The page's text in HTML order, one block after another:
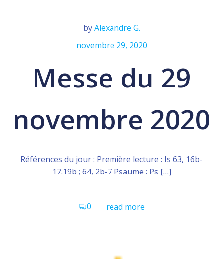
byAlexandre G.
novembre 29, 2020
Messe du 29
novembre 2020
Références du jour : Première lecture : Is 63, 16b-
17.19b ; 64, 2b-7 Psaume : Ps […]
0 read more